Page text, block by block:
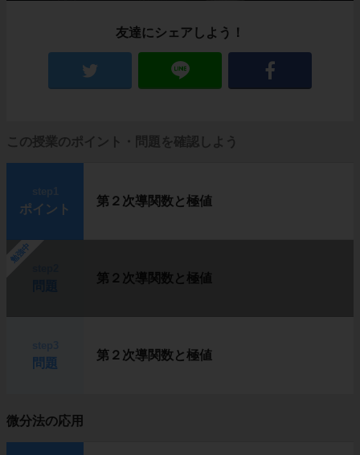
友達にシェアしよう！
この授業のポイント・問題を確認しよう
ポイント
第２次導関数と極値
勉強中
第２次導関数と極値
問題
第２次導関数と極値
微分法の応用